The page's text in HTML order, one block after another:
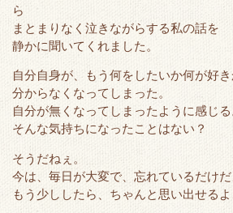
ら
まとまりなく泣きながらする私の話を
静かに聞いてくれました。
自分自身が、もう何をしたいか何が好
分からなくなってしまった。
自分が無くなってしまったように感じる
そんな気持ちになったことはない？
そうだねぇ。
今は、毎日が大変で、忘れているだけだ
もう少ししたら、ちゃんと思い出せるよ